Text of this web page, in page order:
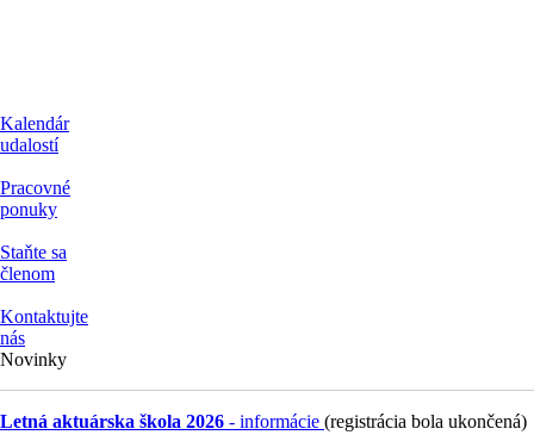
Kalendár
udalostí
Pracovné
ponuky
Staňte sa
členom
Kontaktujte
nás
Novinky
Letná aktuárska škola 2026 - informácie (registrácia bola ukončená)